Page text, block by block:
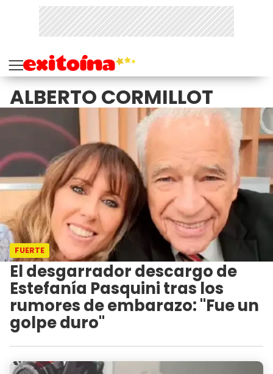
ALBERTO CORMILLOT
FUERTE
El desgarrador descargo de
Estefanía Pasquini tras los
rumores de embarazo: "Fue un
golpe duro"